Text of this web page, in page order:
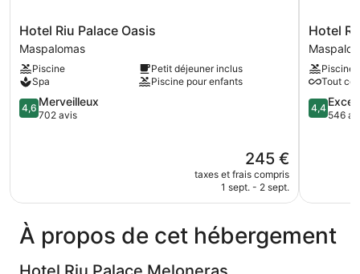
Hotel
Riu
Palace
Oasis
Maspalomas
Hotel Riu Palace Oasis
Maspalomas
Piscine
Petit déjeuner inclus
Spa
Piscine pour enfants
4.6
sur
4,6 Merveilleux
702 avis
Le
nouveau
prix
245 €
taxes et frais compris
1 sept. - 2 sept.
Hotel
Riu
Gran
Canaria
-
All
Inclusive
Hotel
Piscine
Tout
4.4
sur
4,4
546
À propos de cet hébergement